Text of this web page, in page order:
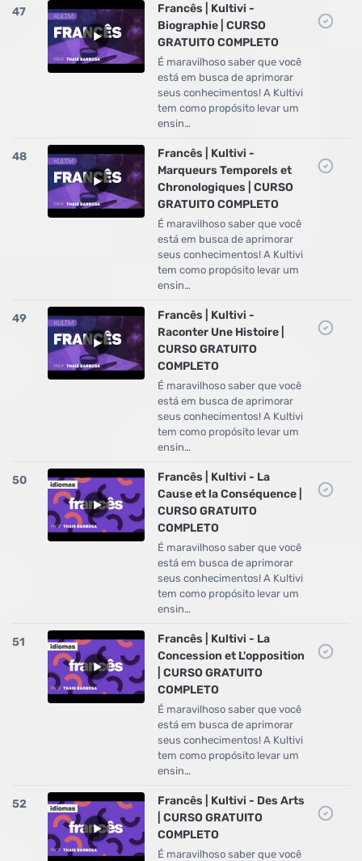
47
Francês | Kultivi -
Biographie | CURSO
GRATUITO COMPLETO
É maravilhoso saber que você
está em busca de aprimorar
seus conhecimentos! A Kultivi
tem como propósito levar um
ensin…
48
Francês | Kultivi -
Marqueurs Temporels et
Chronologiques | CURSO
GRATUITO COMPLETO
É maravilhoso saber que você
está em busca de aprimorar
seus conhecimentos! A Kultivi
tem como propósito levar um
ensin…
49
Francês | Kultivi -
Raconter Une Histoire |
CURSO GRATUITO
COMPLETO
É maravilhoso saber que você
está em busca de aprimorar
seus conhecimentos! A Kultivi
tem como propósito levar um
ensin…
50
Francês | Kultivi - La
Cause et la Conséquence |
CURSO GRATUITO
COMPLETO
É maravilhoso saber que você
está em busca de aprimorar
seus conhecimentos! A Kultivi
tem como propósito levar um
ensin…
51
Francês | Kultivi - La
Concession et L'opposition
| CURSO GRATUITO
COMPLETO
É maravilhoso saber que você
está em busca de aprimorar
seus conhecimentos! A Kultivi
tem como propósito levar um
ensin…
52
Francês | Kultivi - Des Arts
| CURSO GRATUITO
COMPLETO
É maravilhoso saber que você